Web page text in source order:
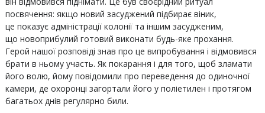
посвячення: якщо новий засуджений підбирає віник,
це показує адміністрації колонії та іншим засудженим,
що новоприбулий готовий виконати будь-яке прохання.
Герой нашої розповіді знав про це випробування і відмовився
брати в ньому участь. Як покарання і для того, щоб зламати
його волю, йому повідомили про переведення до одиночної
камери, де охоронці загортали його у поліетилен і протягом
багатьох днів регулярно били.